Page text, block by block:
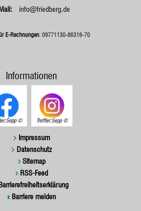
info@friedberg.de
E-Rechnungen: 09771130-86316-70
Informationen
Treffler;Sepp
Impressum
Datenschutz
Sitemap
RSS-Feed
Barriere melden